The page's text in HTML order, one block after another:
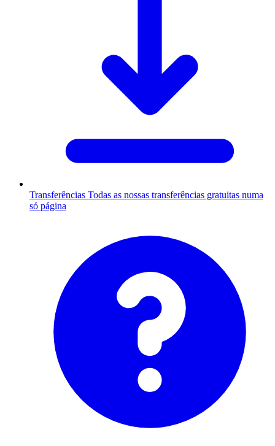
Transferências Todas as nossas transferências gratuitas numa
só página